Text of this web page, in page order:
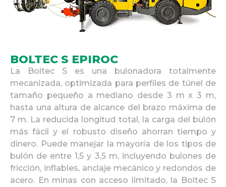
BOLTEC S EPIROC
La Boltec S es una bulonadora totalmente
mecanizada, optimizada para perfiles de túnel de
tamaño pequeño a mediano desde 3 m x 3 m,
hasta una altura de alcance del brazo máxima de
7 m. La reducida longitud total, la carga del bulón
más fácil y el robusto diseño ahorran tiempo y
dinero. Puede manejar la mayoría de los tipos de
bulón de entre 1,5 y 3,5 m, incluyendo bulones de
fricción, inflables, anclaje mecánico y redondos de
acero. En minas con acceso limitado, la Boltec S